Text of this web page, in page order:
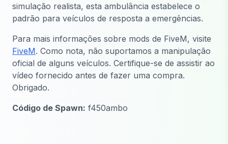
simulação realista, esta ambulância estabelece o
padrão para veículos de resposta a emergências.
Para mais informações sobre mods de FiveM, visite
FiveM. Como nota, não suportamos a manipulação
oficial de alguns veículos. Certifique-se de assistir ao
vídeo fornecido antes de fazer uma compra.
Obrigado.
Código de Spawn: f450ambo